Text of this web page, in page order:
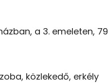
a 3. emeleten, 79
közlekedő, erkély